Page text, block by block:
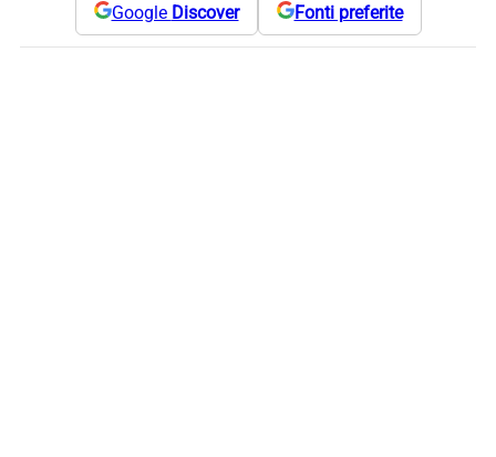
Google Discover Fonti preferite